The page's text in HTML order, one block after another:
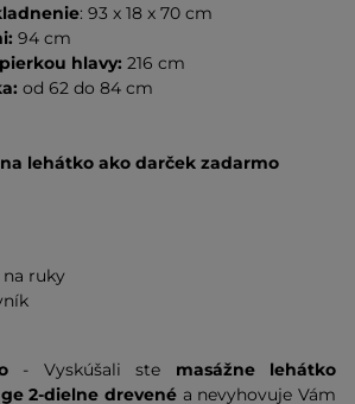
: 93 x 18 x 70 cm
94 cm
hlavy: 216 cm
od 62 do 84 cm
lehátko ako darček zadarmo
ruky
- Vyskúšali ste masážne lehátko
2-dielne drevené a nevyhovuje Vám